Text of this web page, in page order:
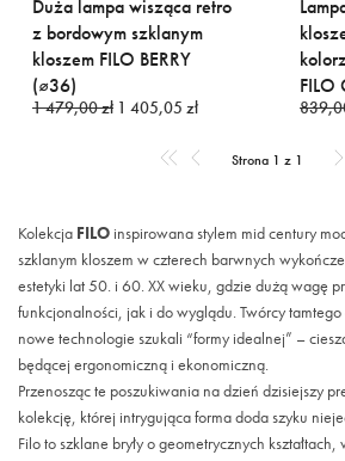
Duża lampa wisząca retro
z bordowym szklanym
kloszem FILO BERRY
(⌀36)
1 479,00 zł 1 405,05 zł
FILO
Strona 1 z 1
Kolekcja FILO inspirowana stylem mid century
szklanym kloszem w czterech barwnych
estetyki lat 50. i 60. XX wieku, gdzie dużą wagę
funkcjonalności, jak i do wyglądu. Twórcy
nowe technologie szukali “formy idealnej” –
będącej ergonomiczną i ekonomiczną.
Przenosząc te poszukiwania na dzień dzisiejszy
kolekcję, której intrygująca forma doda szyku
Filo to szklane bryły o geometrycznych